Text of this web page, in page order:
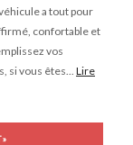
a tout pour
confortable et
vos
si vous êtes... Lire
»